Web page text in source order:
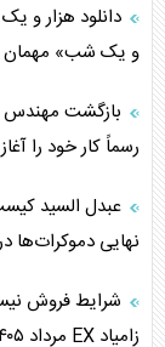
اوکراین بازوی
اهمیت راهبردی
همسویی عربستان
ترامپ و توهم
دانلود هزار و
و یک شب» مهمان
بازگشت مهندس
رسماً کار خود را
عبدل السید
نهایی دموکرات‌ها
شرایط فروش
زامیاد EX مرداد ۱۴۰۵